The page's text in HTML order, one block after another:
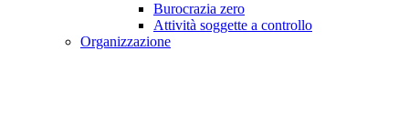
Burocrazia zero
Attività soggette a controllo
Organizzazione